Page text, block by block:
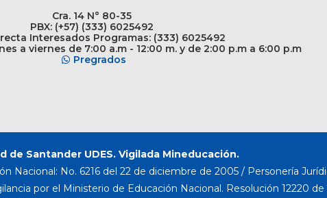
Cra. 14 N° 80-35
PBX: (+57) (333) 6025492
Interesados Programas: (333) 6025492
a viernes de 7:00 a.m - 12:00 m. y de 2:00 p.m a 6:00 p.m
Pregrados
de Santander UDES. Vigilada Mineducación.
Nacional: No. 6216 del 22 de diciembre de 2005 / Personería
por el Ministerio de Educación Nacional. Resolución 12220 de